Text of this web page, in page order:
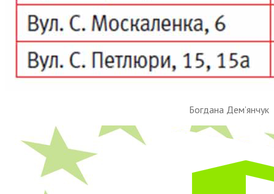
Богдана Дем’янчук